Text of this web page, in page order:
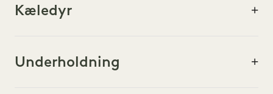
KUNST OG KULTUR
AT GØRE GODT
Kæledyr
Underholdning